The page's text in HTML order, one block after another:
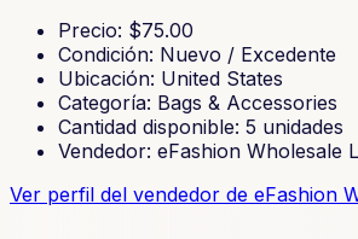
Precio: $75.00
Condición: Nuevo / Excedente
Ubicación: United States
Categoría: Bags & Accessories
Cantidad disponible: 5 unidades
Vendedor: eFashion Wholesale
Ver perfil del vendedor de eFashion